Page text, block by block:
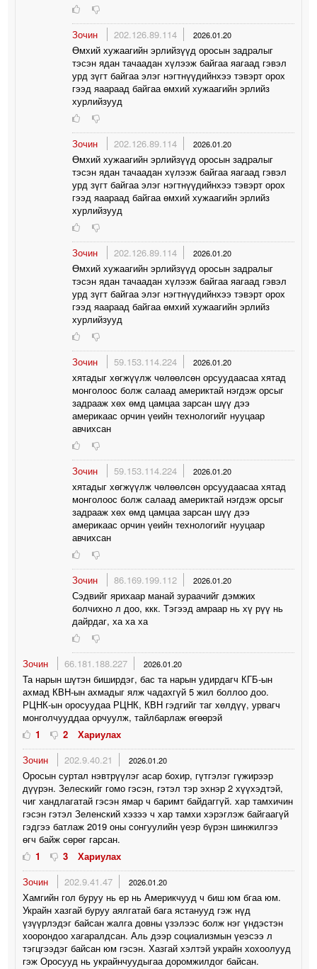
Зочин 202.126.89.114 2026.01.20
Өмхий хужаагийн эрлийзүүд оросын задралыг
тэсэн ядан тачаадан хүлээж байгаа яагаад гэвэл
урд зүгт байгаа элэг нэгтнүүдийнхээ тэвэрт орох
гээд яаараад байгаа өмхий хужаагийн эрлийз
хурлийзууд
Зочин 202.126.89.114 2026.01.20
Өмхий хужаагийн эрлийзүүд оросын задралыг
тэсэн ядан тачаадан хүлээж байгаа яагаад гэвэл
урд зүгт байгаа элэг нэгтнүүдийнхээ тэвэрт орох
гээд яаараад байгаа өмхий хужаагийн эрлийз
хурлийзууд
Зочин 202.126.89.114 2026.01.20
Өмхий хужаагийн эрлийзүүд оросын задралыг
тэсэн ядан тачаадан хүлээж байгаа яагаад гэвэл
урд зүгт байгаа элэг нэгтнүүдийнхээ тэвэрт орох
гээд яаараад байгаа өмхий хужаагийн эрлийз
хурлийзууд
Зочин 59.153.114.224 2026.01.20
хятадыг хөгжүүлж чөлөөлсөн орсуудаасаа хятад
монголоос болж салаад америктай нэгдэж орсыг
задрааж хөх өмд цамцаа зарсан шүү дээ
америкаас орчин үеийн технологийг нууцаар
авчихсан
Зочин 59.153.114.224 2026.01.20
хятадыг хөгжүүлж чөлөөлсөн орсуудаасаа хятад
монголоос болж салаад америктай нэгдэж орсыг
задрааж хөх өмд цамцаа зарсан шүү дээ
америкаас орчин үеийн технологийг нууцаар
авчихсан
Зочин 86.169.199.112 2026.01.20
Сэдвийг ярихаар манай зураачийг дэмжих
болчихно л доо, ккк. Тэгээд амраар нь хү рүү нь
дайрдаг, ха ха ха
Зочин 66.181.188.227 2026.01.20
Та нарын шүтэн биширдэг, бас та нарын удирдагч КГБ-ын
ахмад КВН-ын ахмадыг ялж чадахгүй 5 жил боллоо доо.
РЦНК-ын оросуудаа РЦНК, КВН гэдгийг таг хөлдүү, урвагч
монголчууддаа орчуулж, тайлбарлаж өгөөрэй
1
2
Хариулах
Зочин
202.9.40.21 2026.01.20
Оросын суртал нэвтрүүлэг асар бохир, гүтгэлэг гүжирээр
дүүрэн. Зелескийг гомо гэсэн, гэтэл тэр эхнэр 2 хүүхэдтэй,
чиг хандлагатай гэсэн ямар ч баримт байдаггүй. хар тамхичин
гэсэн гэтэл Зеленский хэзээ ч хар тамхи хэрэглэж байгаагүй
гэдгээ батлаж 2019 оны сонгуулийн үеэр бүрэн шинжилгээ
өгч байж сөрөг гарсан.
1
3
Хариулах
Зочин
202.9.41.47 2026.01.20
Хамгийн гол буруу нь ер нь Америкчууд ч биш юм бгаа юм.
Украйн хазгай буруу аялгатай бага ястанууд гэж нүд
үзүүрлэдэг байсан жалга довны үзэлээс болж нэг үндэстэн
хоорондоо хагаралдсан. Аль дээр социализмын үеэсээ л
тэгцгээдэг байсан юм гэсэн. Хазгай хэлтэй украйн хохоолууд
гэж Оросууд нь украйнчуудыгаа доромжилдог байсан.